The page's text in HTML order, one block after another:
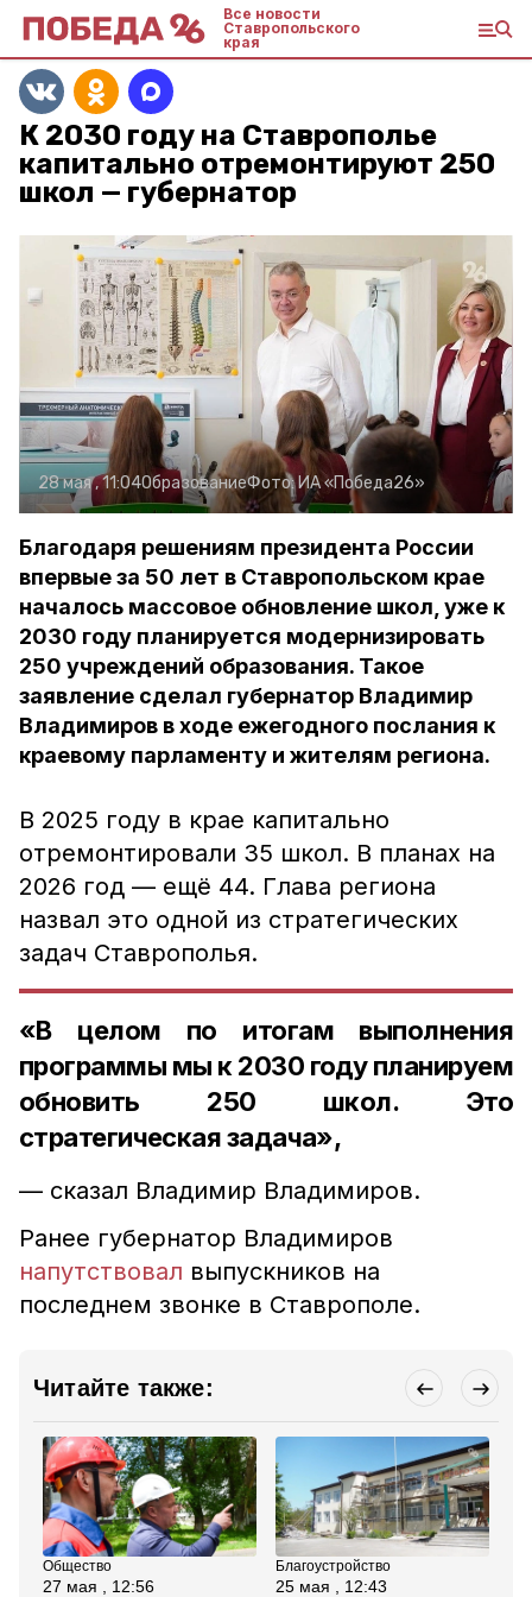
Все новости
Ставропольского
края
К 2030 году на Ставрополье
капитально отремонтируют 250
школ — губернатор
28 мая , 11:04ОбразованиеФото: ИА «Победа26»
Благодаря решениям президента России
впервые за 50 лет в Ставропольском крае
началось массовое обновление школ, уже к
2030 году планируется модернизировать
250 учреждений образования. Такое
заявление сделал губернатор Владимир
Владимиров в ходе ежегодного послания к
краевому парламенту и жителям региона.
В 2025 году в крае капитально
отремонтировали 35 школ. В планах на
2026 год — ещё 44. Глава региона
назвал это одной из стратегических
задач Ставрополья.
«В целом по итогам выполнения
программы мы к 2030 году планируем
обновить 250 школ. Это
стратегическая задача»,
— сказал Владимир Владимиров.
Ранее губернатор Владимиров
напутствовал выпускников на
последнем звонке в Ставрополе.
Читайте также:
Общество
27 мая , 12:56
Благоустройство
25 мая , 12:43